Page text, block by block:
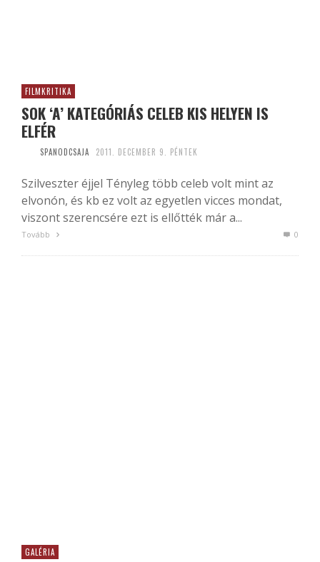
FILMKRITIKA
SOK ‘A’ KATEGÓRIÁS CELEB KIS HELYEN IS
ELFÉR
SPANODCSAJA 2011. DECEMBER 9. PÉNTEK
Szilveszter éjjel Tényleg több celeb volt mint az
elvonón, és kb ez volt az egyetlen vicces mondat,
viszont szerencsére ezt is ellőtték már a...
Tovább 0
GALÉRIA